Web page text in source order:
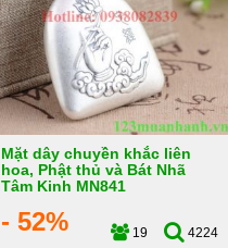
Mặt dây chuyền khắc liên
hoa, Phật thủ và Bát Nhã
Tâm Kinh MN841
- 52% 19
4224